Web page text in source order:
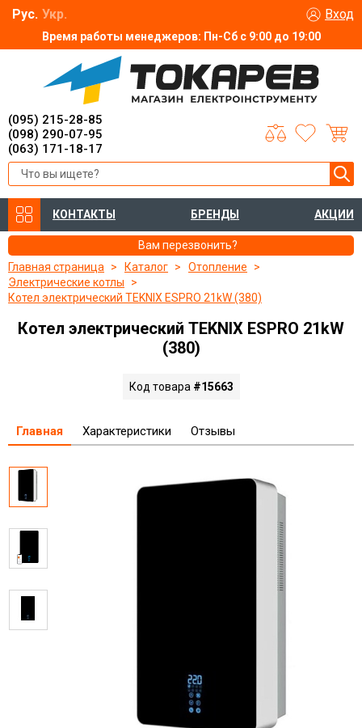
Время работы менеджеров: Пн-Сб с 9:00 до 19:00
Рус. Укр. Вход
(095) 215-28-85
(098) 290-07-95
(063) 171-18-17
КОНТАКТЫ БРЕНДЫ АКЦИИ
Вам перезвонить?
Главная страница
Каталог
Отопление
Электрические котлы
Котел электрический TEKNIX ESPRO 21kW (380)
Котел электрический TEKNIX ESPRO 21kW
(380)
Код товара #15663
Главная Характеристики Отзывы